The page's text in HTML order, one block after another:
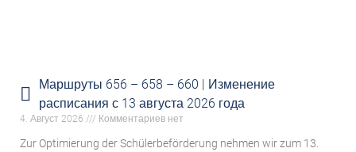
Маршруты 656 – 658 – 660 | Изменение
расписания с 13 августа 2026 года
4. Август 2026 Комментариев нет
Zur Optimierung der Schülerbeförderung nehmen wir zum 13.